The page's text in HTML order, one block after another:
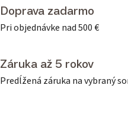
Doprava zadarmo
Pri objednávke nad 500 €
Záruka až 5 rokov
Predĺžená záruka na vybraný